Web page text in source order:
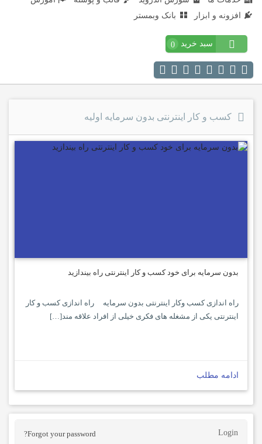
افزونه و ابزار
بانک وبمستر
سبد خرید 0
کسب و کار اینترنتی بدون سرمایه اولیه
بدون سرمایه برای خود کسب و کار اینترنتی راه بیندازید
راه اندازی کسب وکار اینترنتی بدون سرمایه راه اندازی کسب و کار
اینترنتی یکی از مشغله های فکری خیلی از افراد علاقه مند[…]
ادامه مطلب
Login
Forgot your password?